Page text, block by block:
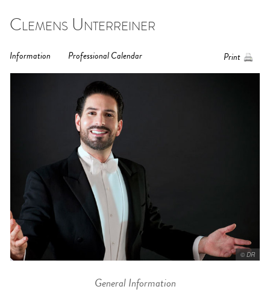
Clemens Unterreiner
Information Professional Calendar Print
© DR
General Information